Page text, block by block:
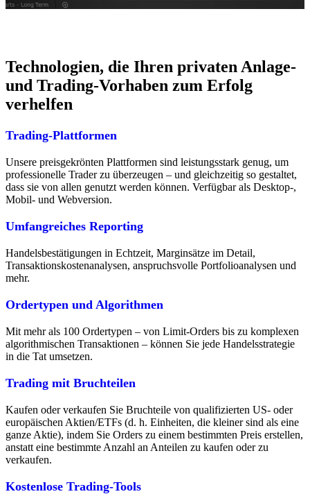
Technologien, die Ihren privaten Anlage-
und Trading-Vorhaben zum Erfolg
verhelfen
Trading-Plattformen
Unsere preisgekrönten Plattformen sind leistungsstark genug, um
professionelle Trader zu überzeugen – und gleichzeitig so gestaltet,
dass sie von allen genutzt werden können. Verfügbar als Desktop-,
Mobil- und Webversion.
Umfangreiches Reporting
Handelsbestätigungen in Echtzeit, Marginsätze im Detail,
Transaktionskostenanalysen, anspruchsvolle Portfolioanalysen und
mehr.
Ordertypen und Algorithmen
Mit mehr als 100 Ordertypen – von Limit-Orders bis zu komplexen
algorithmischen Transaktionen – können Sie jede Handelsstrategie
in die Tat umsetzen.
Trading mit Bruchteilen
Kaufen oder verkaufen Sie Bruchteile von qualifizierten US- oder
europäischen Aktien/ETFs (d. h. Einheiten, die kleiner sind als eine
ganze Aktie), indem Sie Orders zu einem bestimmten Preis erstellen,
anstatt eine bestimmte Anzahl an Anteilen zu kaufen oder zu
verkaufen.
Kostenlose Trading-Tools